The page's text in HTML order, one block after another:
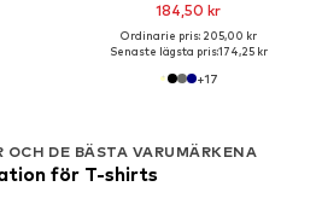
184,50 kr
Ordinarie pris: 205,00 kr
Senaste lägsta pris:174,25 kr
+17
OCH DE BÄSTA VARUMÄRKENA
för T-shirts